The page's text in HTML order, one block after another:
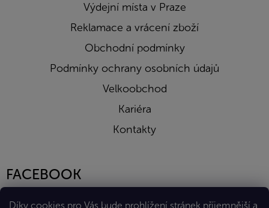
Díky cookies pro Vás bude prohlížení stránek příjemnější a
Výdejní místa v Praze
Reklamace a vrácení zboží
Obchodní podmínky
Podmínky ochrany osobních údajů
Velkoobchod
Kariéra
Kontakty
FACEBOOK